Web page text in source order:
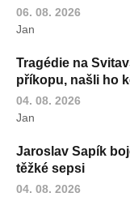
06. 08. 2026
Jan
Tragédie na
příkopu, našli ho
04. 08. 2026
Jan
Jaroslav Sapík
těžké sepsi
04. 08. 2026